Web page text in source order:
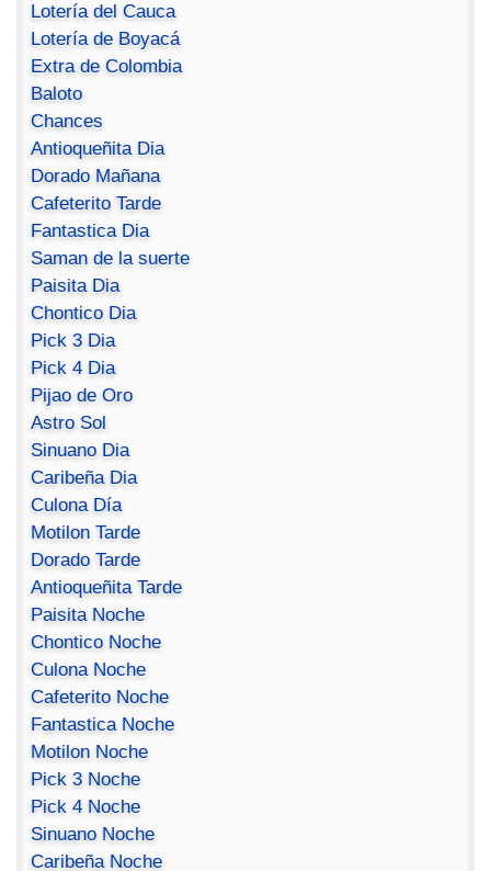
Lotería del Cauca
Lotería de Boyacá
Extra de Colombia
Baloto
Chances
Antioqueñita Dia
Dorado Mañana
Cafeterito Tarde
Fantastica Dia
Saman de la suerte
Paisita Dia
Chontico Dia
Pick 3 Dia
Pick 4 Dia
Pijao de Oro
Astro Sol
Sinuano Dia
Caribeña Dia
Culona Día
Motilon Tarde
Dorado Tarde
Antioqueñita Tarde
Paisita Noche
Chontico Noche
Culona Noche
Cafeterito Noche
Fantastica Noche
Motilon Noche
Pick 3 Noche
Pick 4 Noche
Sinuano Noche
Caribeña Noche